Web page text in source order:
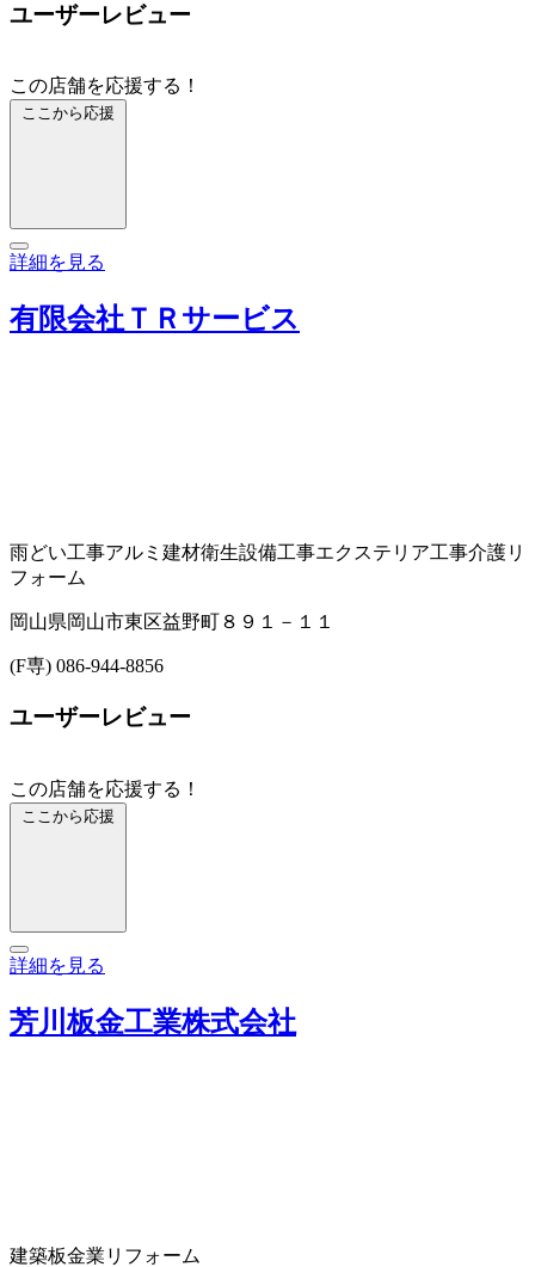
ユーザーレビュー
この店舗を応援する！
ここから応援
詳細を見る
有限会社ＴＲサービス
雨どい工事アルミ建材衛生設備工事エクステリア工事介護リ
フォーム
岡山県岡山市東区益野町８９１－１１
(F専) 086-944-8856
ユーザーレビュー
この店舗を応援する！
ここから応援
詳細を見る
芳川板金工業株式会社
建築板金業 リフォーム